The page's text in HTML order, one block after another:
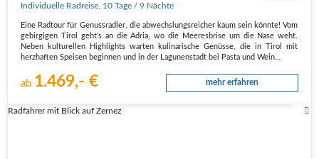
Individuelle Radreise 10 Tage / 9 Nächte
Eine Radtour für Genussradler, die abwechslungsreicher kaum sein könnte! Vom
gebirgigen Tirol geht’s an die Adria, wo die Meeresbrise um die Nase weht.
Neben kulturellen Highlights warten kulinarische Genüsse, die in Tirol mit
herzhaften Speisen beginnen und in der Lagunenstadt bei Pasta und Wein…
ab 1.469,- € mehr erfahren
Radfahrer mit Blick auf Zernez